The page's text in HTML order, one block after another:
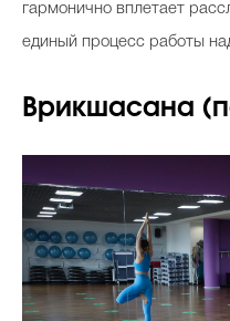
гармонично вплетает
единый процесс работы
Врикшасана